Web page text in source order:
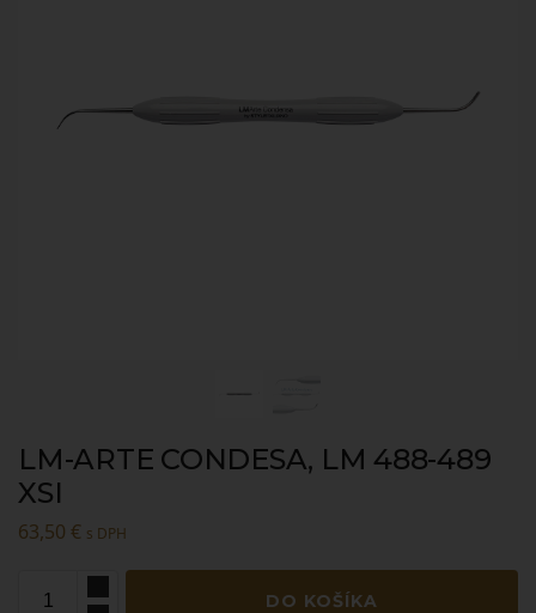
LM-ARTE CONDESA, LM 488-489
XSI
63,50 € s DPH
DO KOŠÍKA